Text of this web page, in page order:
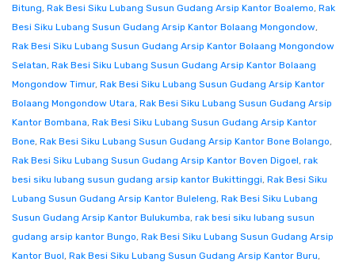
Bitung, Rak Besi Siku Lubang Susun Gudang Arsip Kantor Boalemo, Rak
Besi Siku Lubang Susun Gudang Arsip Kantor Bolaang Mongondow,
Rak Besi Siku Lubang Susun Gudang Arsip Kantor Bolaang Mongondow
Selatan, Rak Besi Siku Lubang Susun Gudang Arsip Kantor Bolaang
Mongondow Timur, Rak Besi Siku Lubang Susun Gudang Arsip Kantor
Bolaang Mongondow Utara, Rak Besi Siku Lubang Susun Gudang Arsip
Kantor Bombana, Rak Besi Siku Lubang Susun Gudang Arsip Kantor
Bone, Rak Besi Siku Lubang Susun Gudang Arsip Kantor Bone Bolango,
Rak Besi Siku Lubang Susun Gudang Arsip Kantor Boven Digoel, rak
besi siku lubang susun gudang arsip kantor Bukittinggi, Rak Besi Siku
Lubang Susun Gudang Arsip Kantor Buleleng, Rak Besi Siku Lubang
Susun Gudang Arsip Kantor Bulukumba, rak besi siku lubang susun
gudang arsip kantor Bungo, Rak Besi Siku Lubang Susun Gudang Arsip
Kantor Buol, Rak Besi Siku Lubang Susun Gudang Arsip Kantor Buru,